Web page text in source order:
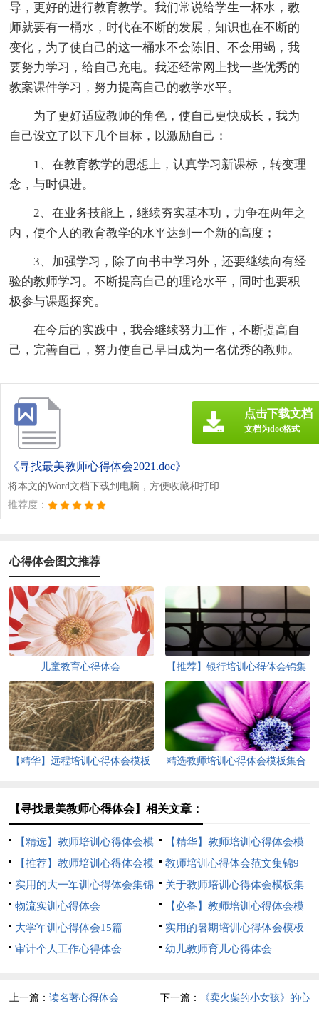
导，更好的进行教育教学。我们常说给学生一杯水，教
师就要有一桶水，时代在不断的发展，知识也在不断的
变化，为了使自己的这一桶水不会陈旧、不会用竭，我
要努力学习，给自己充电。我还经常网上找一些优秀的
教案课件学习，努力提高自己的教学水平。
为了更好适应教师的角色，使自己更快成长，我为
自己设立了以下几个目标，以激励自己：
1、在教育教学的思想上，认真学习新课标，转变理
念，与时俱进。
2、在业务技能上，继续夯实基本功，力争在两年之
内，使个人的教育教学的水平达到一个新的高度；
3、加强学习，除了向书中学习外，还要继续向有经
验的教师学习。不断提高自己的理论水平，同时也要积
极参与课题探究。
在今后的实践中，我会继续努力工作，不断提高自
己，完善自己，努力使自己早日成为一名优秀的教师。
《寻找最美教师心得体会2021.doc》
将本文的Word文档下载到电脑，方便收藏和打印
推荐度：
点击下载文档
文档为doc格式
心得体会图文推荐
儿童教育心得体会
【推荐】银行培训心得体会锦集
5篇
【精华】远程培训心得体会模板
精选教师培训心得体会模板集合
【寻找最美教师心得体会】相关文章：
【精选】教师培训心得体会模
板集合9篇
【精华】教师培训心得体会模
板合集9篇
【推荐】教师培训心得体会模
板集合9篇
教师培训心得体会范文集锦9
篇
实用的大一军训心得体会集锦
十篇
关于教师培训心得体会模板集
合八篇
物流实训心得体会
【必备】教师培训心得体会模
板9篇
大学军训心得体会15篇
实用的暑期培训心得体会模板
汇编五篇
审计个人工作心得体会 幼儿教师育儿心得体会
上一篇：读名著心得体会 下一篇： 《卖火柴的小女孩》的心